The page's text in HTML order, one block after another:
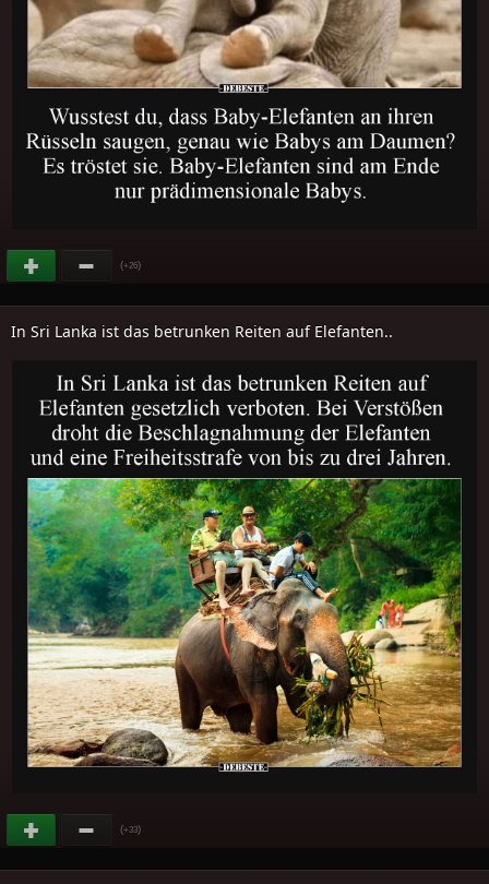
(+26)
In Sri Lanka ist das betrunken Reiten auf Elefanten..
(+33)